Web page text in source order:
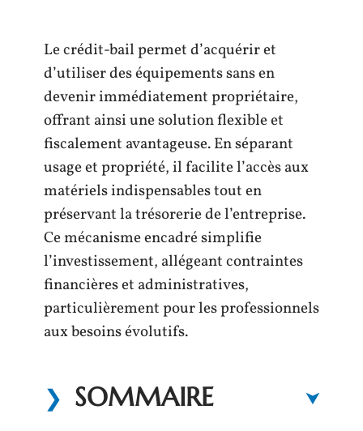
Le crédit-bail permet d’acquérir et
d’utiliser des équipements sans en
devenir immédiatement propriétaire,
offrant ainsi une solution flexible et
fiscalement avantageuse. En séparant
usage et propriété, il facilite l’accès aux
matériels indispensables tout en
préservant la trésorerie de l’entreprise.
Ce mécanisme encadré simplifie
l’investissement, allégeant contraintes
financières et administratives,
particulièrement pour les professionnels
aux besoins évolutifs.
SOMMAIRE